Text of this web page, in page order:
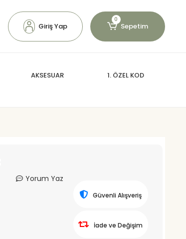
Giriş Yap
0
Sepetim
AKSESUAR 1. ÖZEL KOD
Yorum Yaz
Güvenli Alışveriş
İade ve Değişim